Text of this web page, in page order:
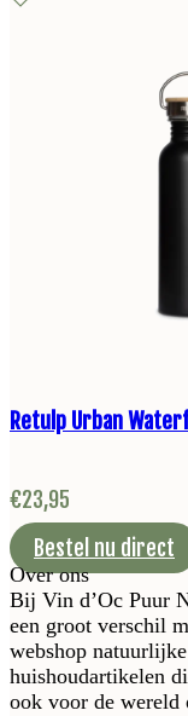
Retulp Urban
€23,95
Bestel nu direct
Over ons
Bij Vin d’Oc Puur
een groot verschil
webshop
huishoudartikelen
ook voor de wereld